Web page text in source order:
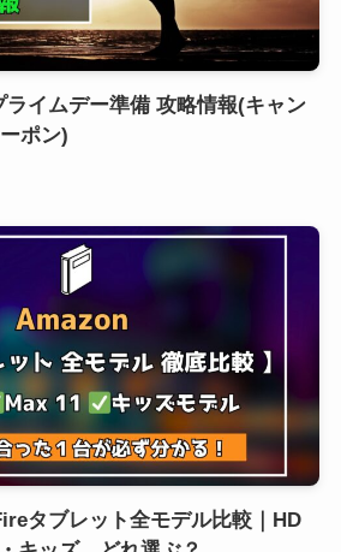
ライムデー準備 攻略情報(キャン
ポン)
タブレット全モデル比較｜HD